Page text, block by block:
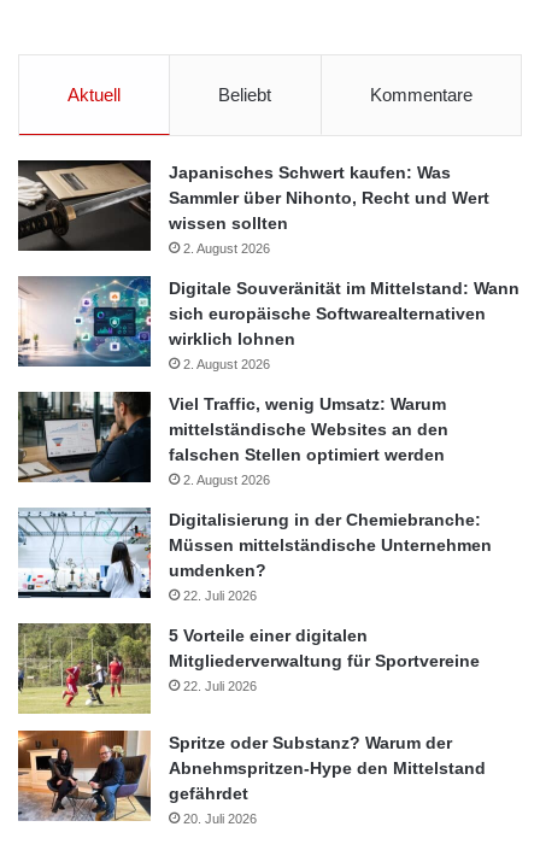
Aktuell Beliebt Kommentare
Japanisches Schwert kaufen: Was
Sammler über Nihonto, Recht und Wert
wissen sollten
2. August 2026
Digitale Souveränität im Mittelstand: Wann
sich europäische Softwarealternativen
wirklich lohnen
2. August 2026
Viel Traffic, wenig Umsatz: Warum
mittelständische Websites an den
falschen Stellen optimiert werden
2. August 2026
Digitalisierung in der Chemiebranche:
Müssen mittelständische Unternehmen
umdenken?
22. Juli 2026
5 Vorteile einer digitalen
Mitgliederverwaltung für Sportvereine
22. Juli 2026
Spritze oder Substanz? Warum der
Abnehmspritzen-Hype den Mittelstand
gefährdet
20. Juli 2026